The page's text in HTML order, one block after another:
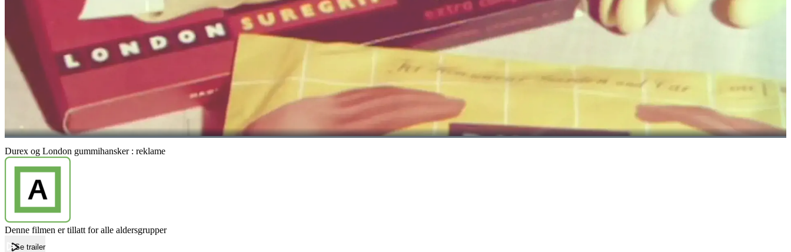
Durex og London gummihansker : reklame
Denne filmen er tillatt for alle aldersgrupper
Se trailer